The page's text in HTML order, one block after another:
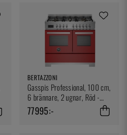
BERTAZZONI
Gasspis Professional, 100 cm,
6 brännare, 2 ugnar, Röd -
Bertazzoni
77995:-